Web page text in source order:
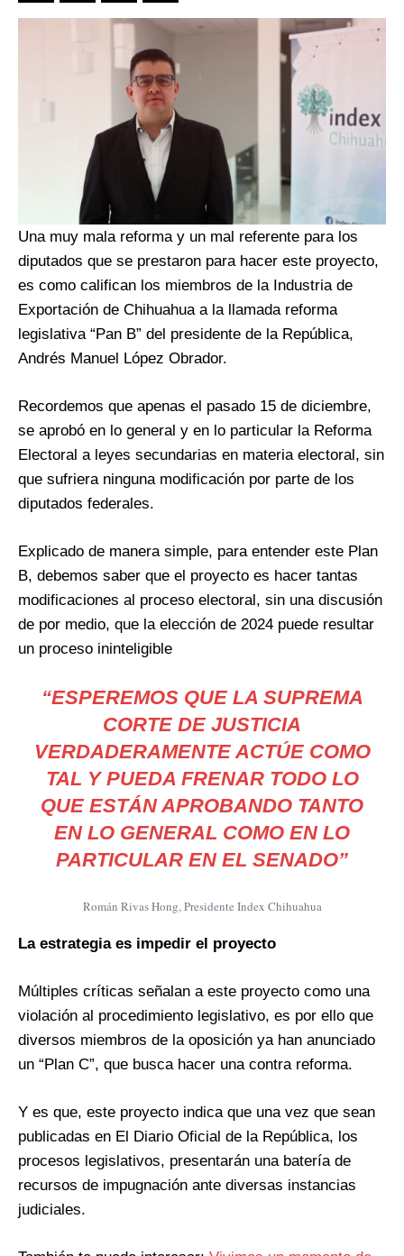
Una muy mala reforma y un mal referente para los
diputados que se prestaron para hacer este proyecto,
es como califican los miembros de la Industria de
Exportación de Chihuahua a la llamada reforma
legislativa “Pan B” del presidente de la República,
Andrés Manuel López Obrador.
Recordemos que apenas el pasado 15 de diciembre,
se aprobó en lo general y en lo particular la Reforma
Electoral a leyes secundarias en materia electoral, sin
que sufriera ninguna modificación por parte de los
diputados federales.
Explicado de manera simple, para entender este Plan
B, debemos saber que el proyecto es hacer tantas
modificaciones al proceso electoral, sin una discusión
de por medio, que la elección de 2024 puede resultar
un proceso ininteligible
“ESPEREMOS QUE LA SUPREMA
CORTE DE JUSTICIA
VERDADERAMENTE ACTÚE COMO
TAL Y PUEDA FRENAR TODO LO
QUE ESTÁN APROBANDO TANTO
EN LO GENERAL COMO EN LO
PARTICULAR EN EL SENADO”
Román Rivas Hong, Presidente Index Chihuahua
La estrategia es impedir el proyecto
Múltiples críticas señalan a este proyecto como una
violación al procedimiento legislativo, es por ello que
diversos miembros de la oposición ya han anunciado
un “Plan C”, que busca hacer una contra reforma.
Y es que, este proyecto indica que una vez que sean
publicadas en El Diario Oficial de la República, los
procesos legislativos, presentarán una batería de
recursos de impugnación ante diversas instancias
judiciales.